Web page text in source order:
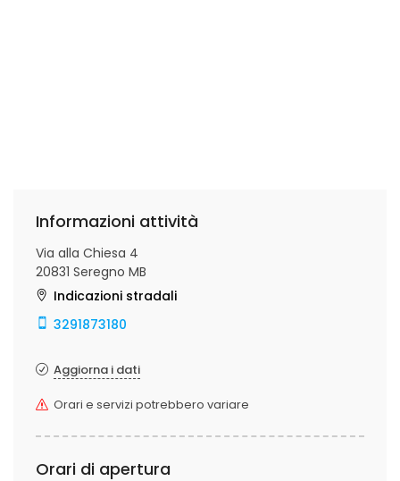
Informazioni attività
Via alla Chiesa 4
20831 Seregno MB
Indicazioni stradali
3291873180
Aggiorna i dati
Orari e servizi potrebbero variare
Orari di apertura